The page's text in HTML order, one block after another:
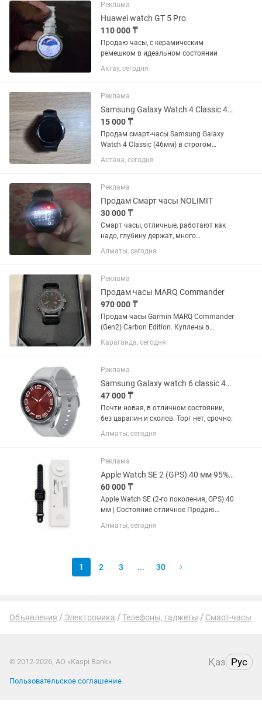
повседневного использования. 💚
Следят...
Реклама
Huawei watch GT 5 Pro
110 000 ₸
Продаю часы, с керамическим
ремешком в идеальном состоянии
Актау, сегодня
Реклама
Samsung Galaxy Watch 4 Classic 46mm, Черные
15 000 ₸
Продам смарт-часы Samsung Galaxy
Watch 4 Classic (46мм) в строгом
черном цвете. Модель с крутым
крутящимся безелем, смотрится на
Технически всё работает идеально
(пульс,...
Астана, сегодня
Реклама
Продам Смарт часы NOLIMIT
30 000 ₸
Смарт часы, отличные, работают как
надо, глубину держат, много
циферблатов, много функций,запасной
ремешок, коробка все имеется
Алматы, сегодня
Реклама
Продам часы MARQ Commander
970 000 ₸
Продам часы Garmin MARQ Commander
(Gen2) Carbon Edition. Куплены в
октябре 2025 года у официального
представителя в Казахстане. Гарантия
Состояние хорошее. Полная...
Караганда, сегодня
Реклама
Samsung Galaxy watch 6 classic 43mm
47 000 ₸
Почти новая, в отличном состоянии,
без царапин и сколов. Торг нет, срочно.
Алматы, сегодня
Реклама
Apple Watch SE 2 (GPS) 40 мм 95% АКБ Оригинал
60 000 ₸
Apple Watch SE (2-го поколения, GPS) 40
мм | Состояние отличное Продаю
мм, алюминиевый корпус. Часы
Алматы, сегодня
1 2 3 ... 30
Объявления Электроника Телефоны, гаджеты Смарт-часы
© 2012-2026, АО «Kaspi Bank» Қаз Рус
Пользовательское соглашение